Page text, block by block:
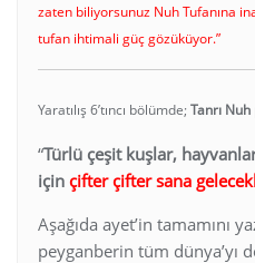
zaten biliyorsunuz Nuh Tufanına
tufan ihtimali güç gözüküyor.”
Yaratılış 6’tıncı bölümde;Tanrı
“Türlü çeşit kuşlar,
için çifter çifter sana
Aşağıda ayet’in tamamını
peyganberin tüm dünya’yı